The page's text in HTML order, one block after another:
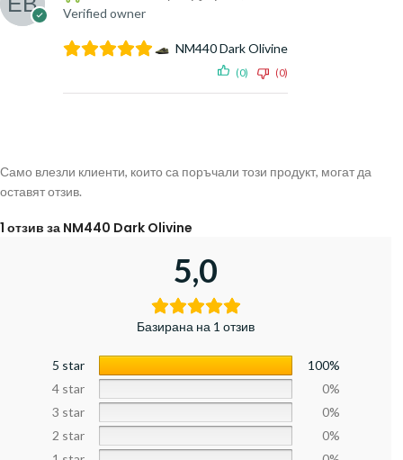
Verified owner
NM440 Dark Olivine
(0) (0)
1 отзив за NM440 Dark Olivine
5,0
Базирана на 1 отзив
5 star
100%
4 star
0%
3 star
0%
2 star
0%
Само влезли клиенти, които са поръчали този продукт, могат да
оставят отзив.